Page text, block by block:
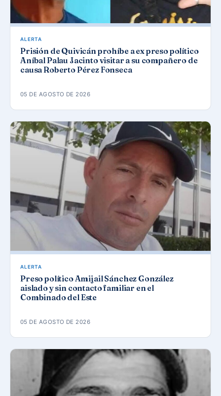
ALERTA
Prisión de Quivicán prohíbe a ex preso político
Aníbal Palau Jacinto visitar a su compañero de
causa Roberto Pérez Fonseca
05 DE AGOSTO DE 2026
ALERTA
Preso político Amijail Sánchez González
aislado y sin contacto familiar en el
Combinado del Este
05 DE AGOSTO DE 2026